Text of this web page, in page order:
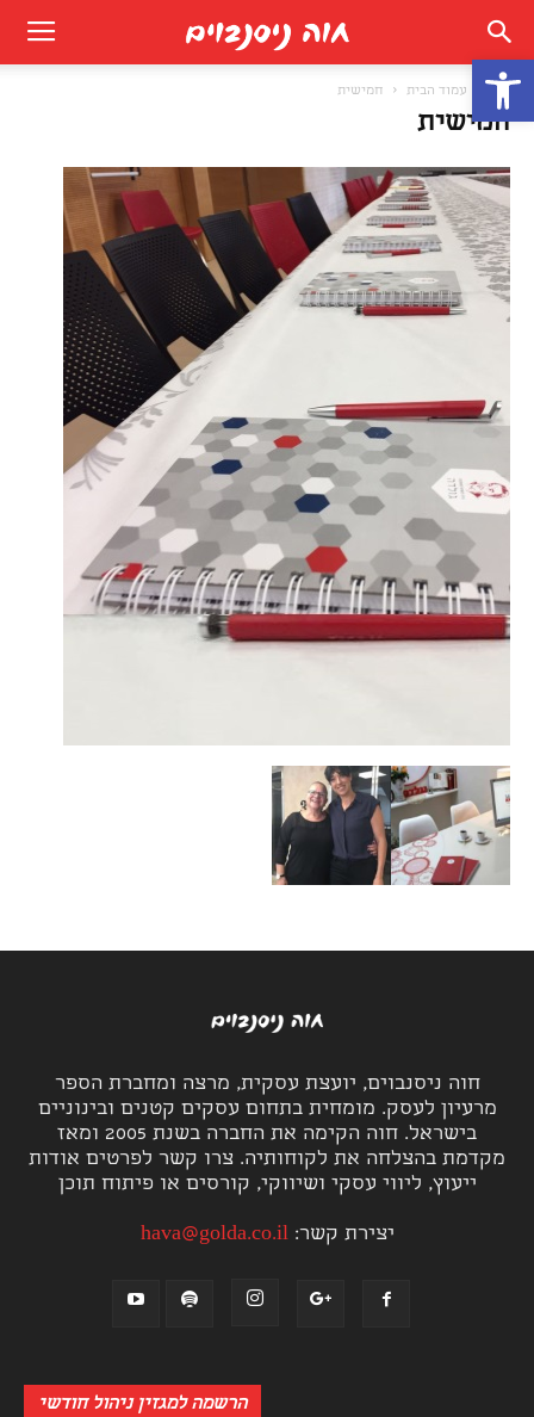
פתח סרגל נגישות
עמוד הבית חמישית
חמישית
חוה ניסנבוים, יועצת עסקית, מרצה ומחברת הספר
מרעיון לעסק. מומחית בתחום עסקים קטנים ובינוניים
בישראל. חוה הקימה את החברה בשנת 2005 ומאז
מקדמת בהצלחה את לקוחותיה. צרו קשר לפרטים אודות
ייעוץ, ליווי עסקי ושיווקי, קורסים או פיתוח תוכן
יצירת קשר:hava@golda.co.il
הרשמה למגזין ניהול חודשי